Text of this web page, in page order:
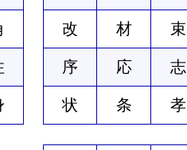
改 材 束
序 応 志
状 条 孝